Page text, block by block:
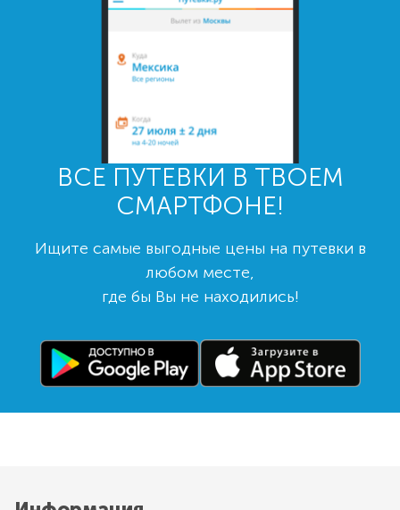
ВСЕ ПУТЕВКИ В ТВОЕМ
СМАРТФОНЕ!
Ищите самые выгодные цены на путевки в
любом месте,
где бы Вы не находились!